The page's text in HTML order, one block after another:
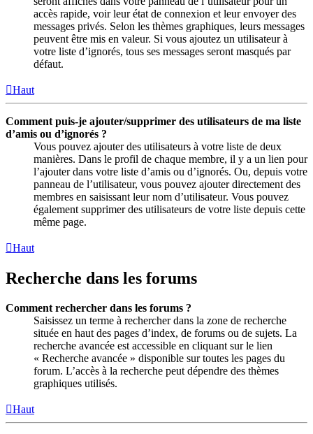
accès rapide, voir leur état de connexion et leur envoyer des
messages privés. Selon les thèmes graphiques, leurs messages
peuvent être mis en valeur. Si vous ajoutez un utilisateur à
votre liste d’ignorés, tous ses messages seront masqués par
défaut.
Haut
Comment puis-je ajouter/supprimer des utilisateurs de ma liste
d’amis ou d’ignorés ?
Vous pouvez ajouter des utilisateurs à votre liste de deux
manières. Dans le profil de chaque membre, il y a un lien pour
l’ajouter dans votre liste d’amis ou d’ignorés. Ou, depuis votre
panneau de l’utilisateur, vous pouvez ajouter directement des
membres en saisissant leur nom d’utilisateur. Vous pouvez
également supprimer des utilisateurs de votre liste depuis cette
même page.
Haut
Recherche dans les forums
Comment rechercher dans les forums ?
Saisissez un terme à rechercher dans la zone de recherche
située en haut des pages d’index, de forums ou de sujets. La
recherche avancée est accessible en cliquant sur le lien
« Recherche avancée » disponible sur toutes les pages du
forum. L’accès à la recherche peut dépendre des thèmes
graphiques utilisés.
Haut